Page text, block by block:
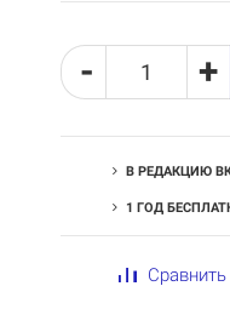
- +
В РЕДАКЦИЮ
1 ГОД
Сравнить